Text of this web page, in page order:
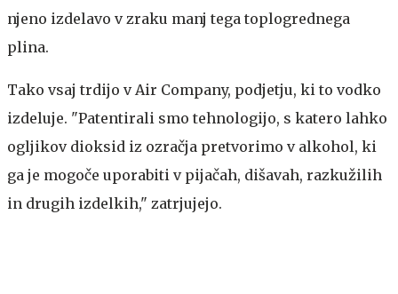
njeno izdelavo v zraku manj tega toplogrednega
plina.
Tako vsaj trdijo v Air Company, podjetju, ki to vodko
izdeluje. "Patentirali smo tehnologijo, s katero lahko
ogljikov dioksid iz ozračja pretvorimo v alkohol, ki
ga je mogoče uporabiti v pijačah, dišavah, razkužilih
in drugih izdelkih," zatrjujejo.